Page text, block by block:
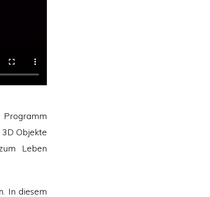
Programm
Objekte
Leben
In diesem